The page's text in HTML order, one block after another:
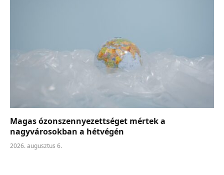
Magas ózonszennyezettséget mértek a
nagyvárosokban a hétvégén
2026. augusztus 6.